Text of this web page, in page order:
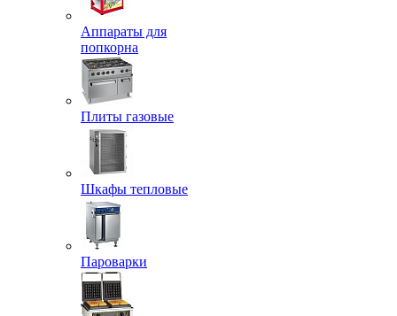
Аппараты для
попкорна
Плиты газовые
Шкафы тепловые
Пароварки